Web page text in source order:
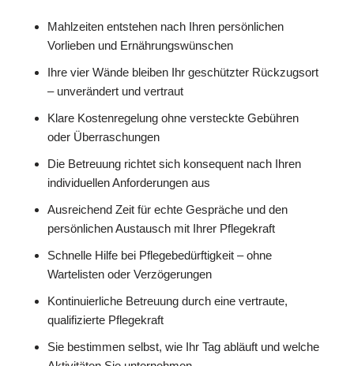
Mahlzeiten entstehen nach Ihren persönlichen
Vorlieben und Ernährungswünschen
Ihre vier Wände bleiben Ihr geschützter Rückzugsort
– unverändert und vertraut
Klare Kostenregelung ohne versteckte Gebühren
oder Überraschungen
Die Betreuung richtet sich konsequent nach Ihren
individuellen Anforderungen aus
Ausreichend Zeit für echte Gespräche und den
persönlichen Austausch mit Ihrer Pflegekraft
Schnelle Hilfe bei Pflegebedürftigkeit – ohne
Wartelisten oder Verzögerungen
Kontinuierliche Betreuung durch eine vertraute,
qualifizierte Pflegekraft
Sie bestimmen selbst, wie Ihr Tag abläuft und welche